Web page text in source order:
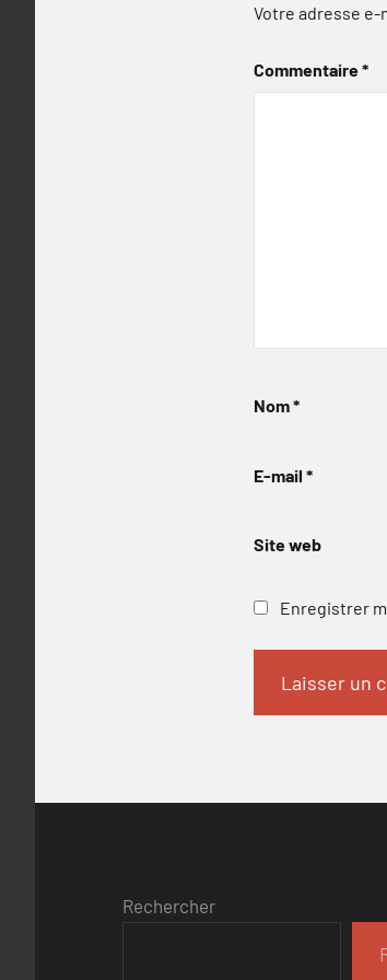
Votre adresse e-
Commentaire*
Nom*
E-mail *
Site web
Enregistrer
Rechercher